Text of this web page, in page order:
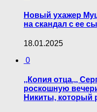
Новый ухажер
на скандал с ее
18.01.2025
0
,,Копия отца.,,
роскошную
Никиты, который